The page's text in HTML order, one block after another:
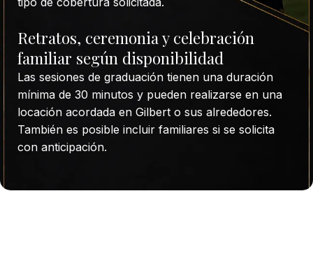
Retratos, ceremonia y celebración
familiar según disponibilidad
Las sesiones de graduación tienen una duración
mínima de 30 minutos y pueden realizarse en una
locación acordada en Gilbert o sus alrededores.
También es posible incluir familiares si se solicita
con anticipación.